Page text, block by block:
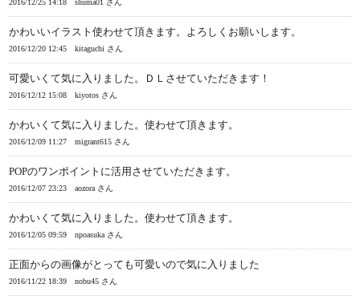
2016/12/25 14:18 shuma01 さん
かわいいイラスト使わせて頂きます。よろしくお願いします。
2016/12/20 12:45 kitaguchi さん
可愛いくて気に入りました。ＤＬさせていただきます！
2016/12/12 15:08 kiyotos さん
かわいくて気に入りました。使わせて頂きます。
2016/12/09 11:27 migrant615 さん
POPのワンポイントに活用させていただきます。
2016/12/07 23:23 aozora さん
かわいくて気に入りました。使わせて頂きます。
2016/12/05 09:59 npoasuka さん
正面からの画像がとっても可愛いので気に入りました
2016/11/22 18:39 nobu45 さん